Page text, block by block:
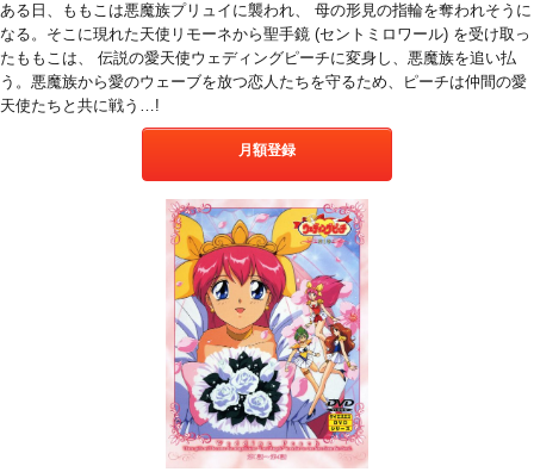
ある日、ももこは悪魔族プリュイに襲われ、 母の形見の指輪を奪われそうに
なる。そこに現れた天使リモーネから聖手鏡 (セントミロワール) を受け取っ
たももこは、 伝説の愛天使ウェディングピーチに変身し、悪魔族を追い払
う。悪魔族から愛のウェーブを放つ恋人たちを守るため、ピーチは仲間の愛
天使たちと共に戦う…!
月額登録